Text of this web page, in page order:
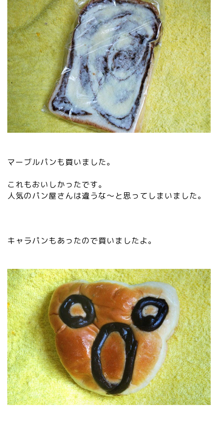
マーブルパンも買いました。
これもおいしかったです。
人気のパン屋さんは違うな～と思ってしまいました。
キャラパンもあったので買いましたよ。